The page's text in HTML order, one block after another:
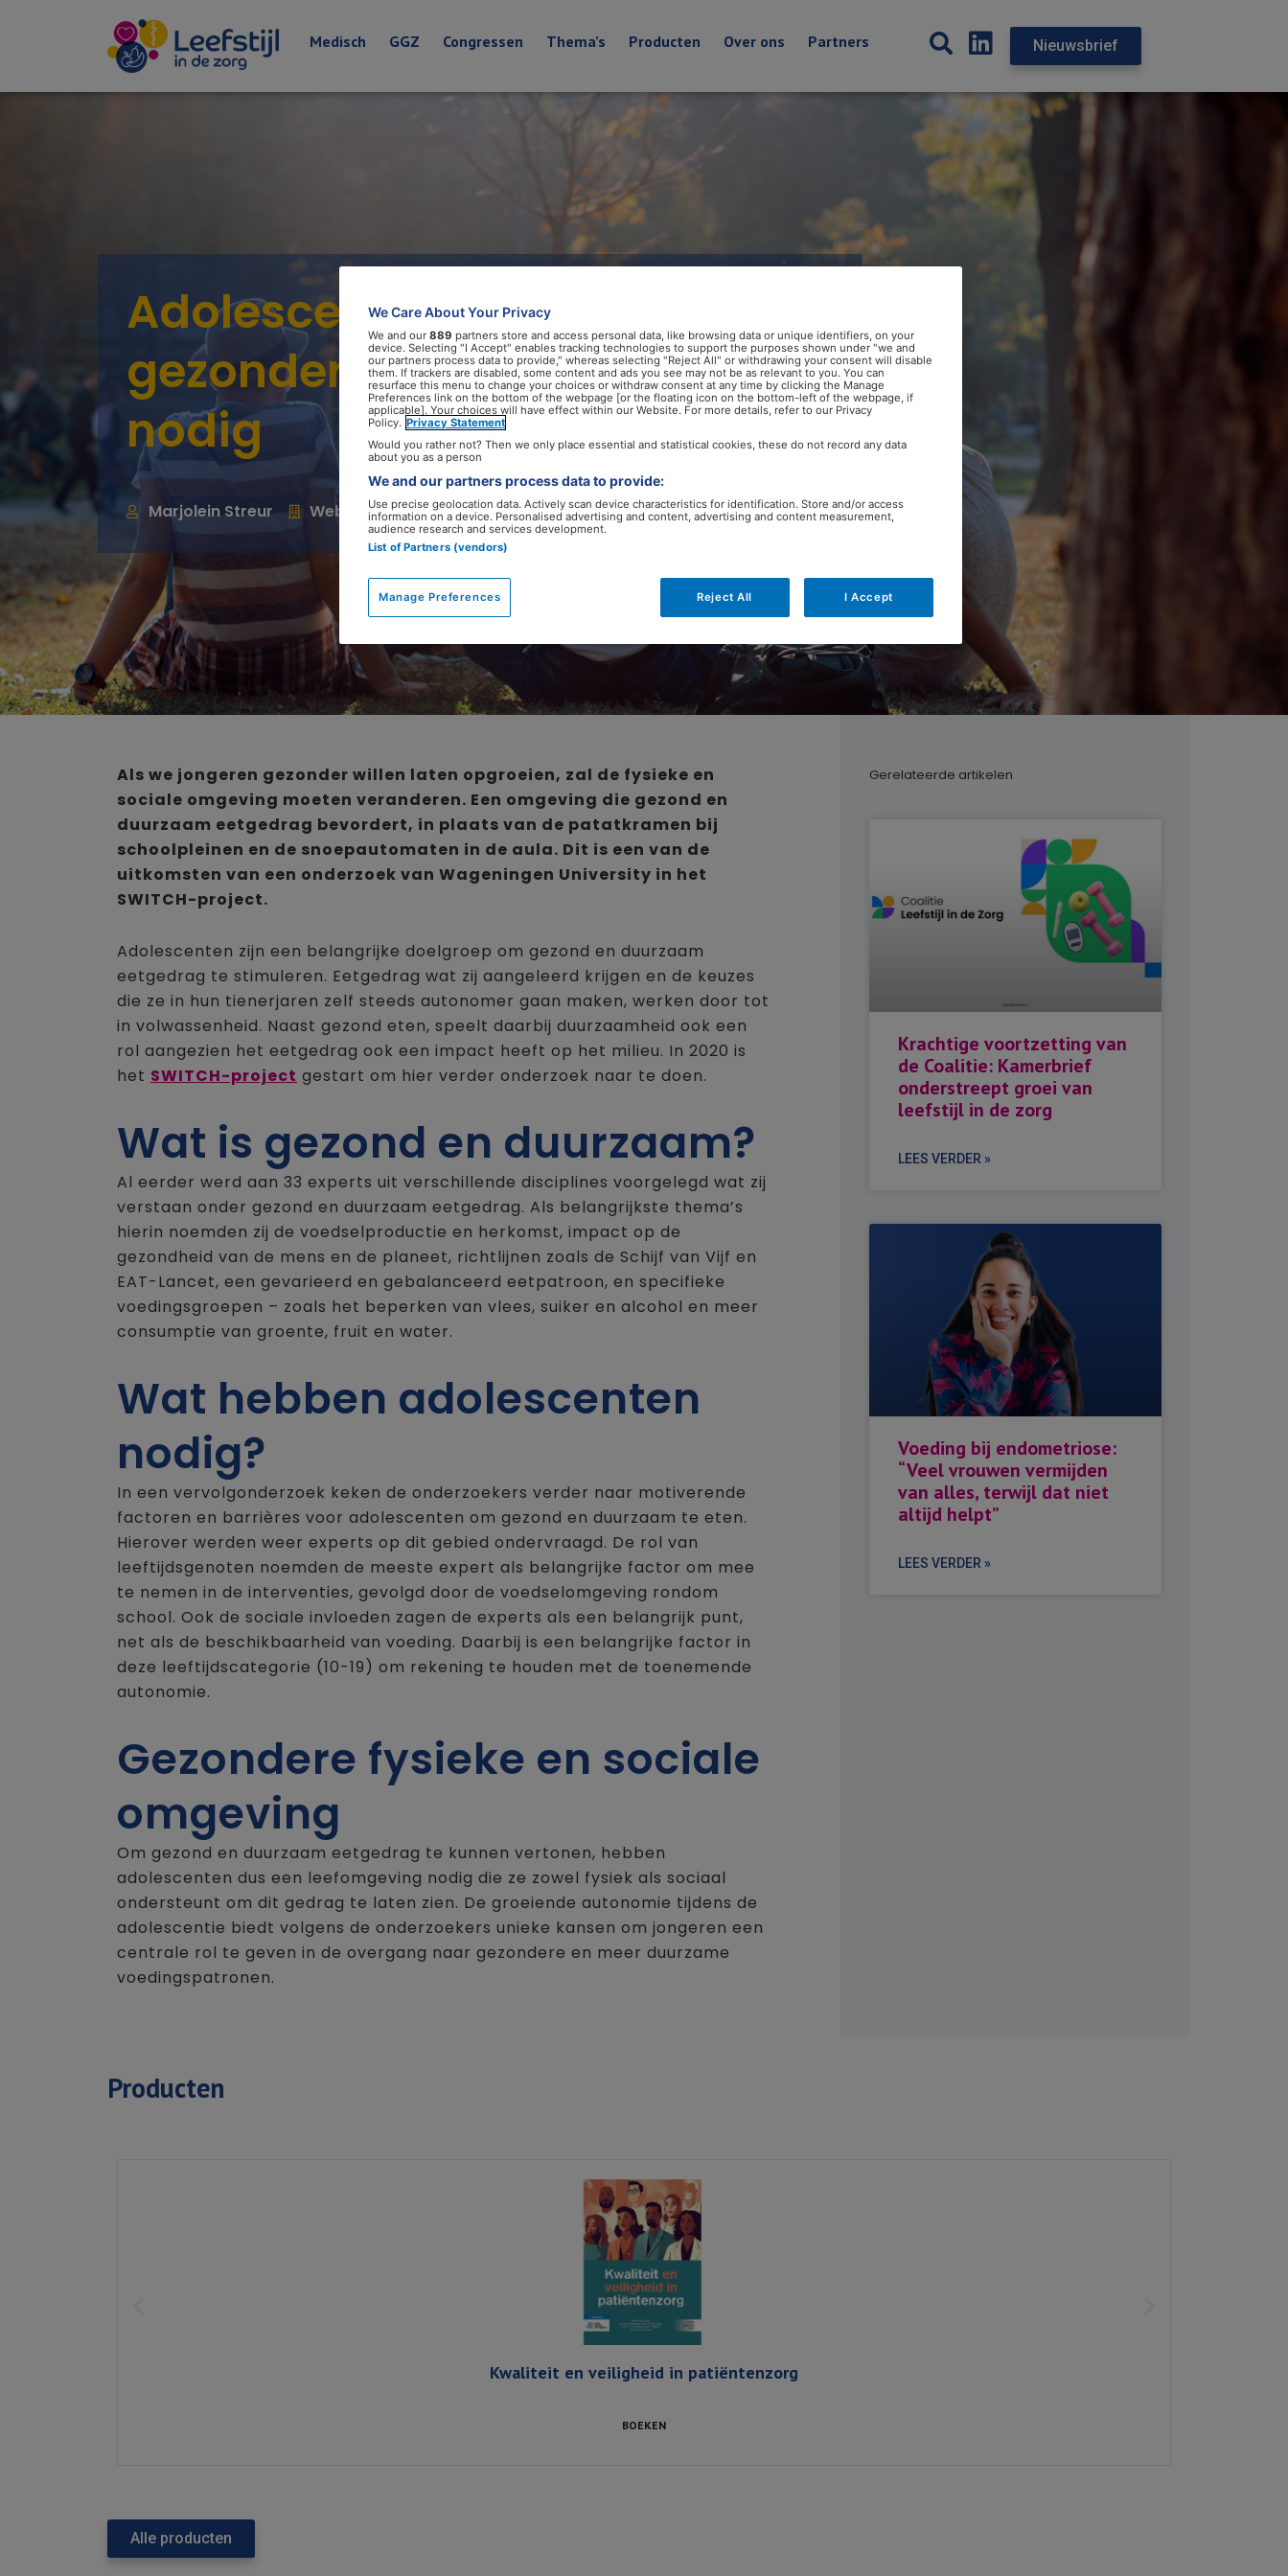
Medisch GGZ Congressen Thema’s Producten Over ons Partners Nieuwsbrief
Adolescenten hebben
gezondere leefomgeving
nodig
Marjolein Streur Webredacteur 6 mei 2024
Als we jongeren gezonder willen laten opgroeien, zal de fysieke en
sociale omgeving moeten veranderen. Een omgeving die gezond en
duurzaam eetgedrag bevordert, in plaats van de patatkramen bij
schoolpleinen en de snoepautomaten in de aula. Dit is een van de
uitkomsten van een onderzoek van Wageningen University in het
SWITCH-project.
Adolescenten zijn een belangrijke doelgroep om gezond en duurzaam
eetgedrag te stimuleren. Eetgedrag wat zij aangeleerd krijgen en de keuzes
die ze in hun tienerjaren zelf steeds autonomer gaan maken, werken door tot
in volwassenheid. Naast gezond eten, speelt daarbij duurzaamheid ook een
rol aangezien het eetgedrag ook een impact heeft op het milieu. In 2020 is
het SWITCH-project gestart om hier verder onderzoek naar te doen.
Wat is gezond en duurzaam?
Al eerder werd aan 33 experts uit verschillende disciplines voorgelegd wat zij
verstaan onder gezond en duurzaam eetgedrag. Als belangrijkste thema’s
hierin noemden zij de voedselproductie en herkomst, impact op de
gezondheid van de mens en de planeet, richtlijnen zoals de Schijf van Vijf en
EAT-Lancet, een gevarieerd en gebalanceerd eetpatroon, en specifieke
voedingsgroepen – zoals het beperken van vlees, suiker en alcohol en meer
consumptie van groente, fruit en water.
Wat hebben adolescenten
nodig?
In een vervolgonderzoek keken de onderzoekers verder naar motiverende
factoren en barrières voor adolescenten om gezond en duurzaam te eten.
Hierover werden weer experts op dit gebied ondervraagd. De rol van
leeftijdsgenoten noemden de meeste expert als belangrijke factor om mee
te nemen in de interventies, gevolgd door de voedselomgeving rondom
school. Ook de sociale invloeden zagen de experts als een belangrijk punt,
net als de beschikbaarheid van voeding. Daarbij is een belangrijke factor in
deze leeftijdscategorie (10-19) om rekening te houden met de toenemende
autonomie.
Gezondere fysieke en sociale
omgeving
Om gezond en duurzaam eetgedrag te kunnen vertonen, hebben
adolescenten dus een leefomgeving nodig die ze zowel fysiek als sociaal
ondersteunt om dit gedrag te laten zien. De groeiende autonomie tijdens de
adolescentie biedt volgens de onderzoekers unieke kansen om jongeren een
centrale rol te geven in de overgang naar gezondere en meer duurzame
voedingspatronen.
Gerelateerde artikelen
Krachtige voortzetting van
de Coalitie: Kamerbrief
onderstreept groei van
leefstijl in de zorg
LEES VERDER »
Voeding bij endometriose:
“Veel vrouwen vermijden
van alles, terwijl dat niet
altijd helpt”
LEES VERDER »
Producten
Kwaliteit en veiligheid in patiëntenzorg
BOEKEN
Alle producten
We Care About Your Privacy
We and our 889 partners store and access personal data, like browsing data or unique identifiers, on your
device. Selecting "I Accept" enables tracking technologies to support the purposes shown under "we and
our partners process data to provide," whereas selecting "Reject All" or withdrawing your consent will disable
them. If trackers are disabled, some content and ads you see may not be as relevant to you. You can
resurface this menu to change your choices or withdraw consent at any time by clicking the Manage
Preferences link on the bottom of the webpage [or the floating icon on the bottom-left of the webpage, if
applicable]. Your choices will have effect within our Website. For more details, refer to our Privacy
Policy. Privacy Statement
Would you rather not? Then we only place essential and statistical cookies, these do not record any data
about you as a person
We and our partners process data to provide:
Use precise geolocation data. Actively scan device characteristics for identification. Store and/or access
information on a device. Personalised advertising and content, advertising and content measurement,
audience research and services development.
List of Partners (vendors)
Reject All I Accept
Manage Preferences